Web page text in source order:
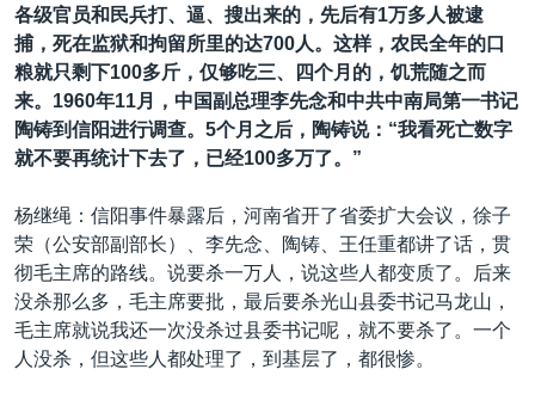
各级官员和民兵打、逼、搜出来的，先后有1万多人被逮
捕，死在监狱和拘留所里的达700人。这样，农民全年的口
粮就只剩下100多斤，仅够吃三、四个月的，饥荒随之而
来。1960年11月，中国副总理李先念和中共中南局第一书记
陶铸到信阳进行调查。5个月之后，陶铸说：“我看死亡数字
就不要再统计下去了，已经100多万了。”
杨继绳：信阳事件暴露后，河南省开了省委扩大会议，徐子
荣（公安部副部长）、李先念、陶铸、王任重都讲了话，贯
彻毛主席的路线。说要杀一万人，说这些人都变质了。后来
没杀那么多，毛主席要批，最后要杀光山县委书记马龙山，
毛主席就说我还一次没杀过县委书记呢，就不要杀了。一个
人没杀，但这些人都处理了，到基层了，都很惨。